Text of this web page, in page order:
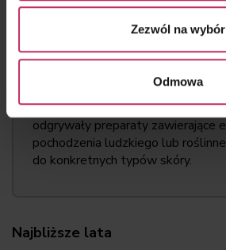
Zezwól na wybór
Odmowa
wykorzystaniem egzosomów o profilu
immunomodulującym, które wspierają
W najbliższych latach coraz
odgrywały preparaty zawierające
pochodzenia ludzkiego lub
do konkretnych typów skóry.
Najbliższe lata